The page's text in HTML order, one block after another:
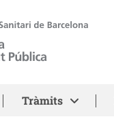
Pública de Barcelona
Tràmits